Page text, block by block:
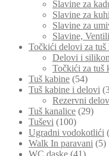
Slavine za
Slavine za
Slavine za
Slavine, Ventili
Točkići delovi za tuš
Delovi i
Točkići za tuš
Tuš kabine (54)
Tuš kabine i delovi
Rezervni
Tuš kanalice (29)
Tuševi (100)
Ugradni vodokotlići
Walk In paravani (5)